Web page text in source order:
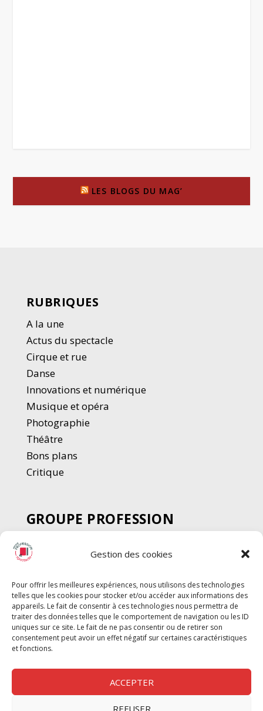
Gestion des cookies
Pour offrir les meilleures expériences, nous utilisons des technologies
telles que les cookies pour stocker et/ou accéder aux informations des
appareils. Le fait de consentir à ces technologies nous permettra de
traiter des données telles que le comportement de navigation ou les ID
uniques sur ce site. Le fait de ne pas consentir ou de retirer son
consentement peut avoir un effet négatif sur certaines caractéristiques
et fonctions.
ACCEPTER
REFUSER
LES BLOGS DU MAG’
RUBRIQUES
A la une
Actus du spectacle
Cirque et rue
Danse
Innovations et numérique
Musique et opéra
Photographie
Théâtre
Bons plans
Critique
GROUPE PROFESSION
SPECTACLE
Chèque Intermittents
Chèque Compta
Chèque Emploi Spectacle
G-Pods
Profession Audio-visuel